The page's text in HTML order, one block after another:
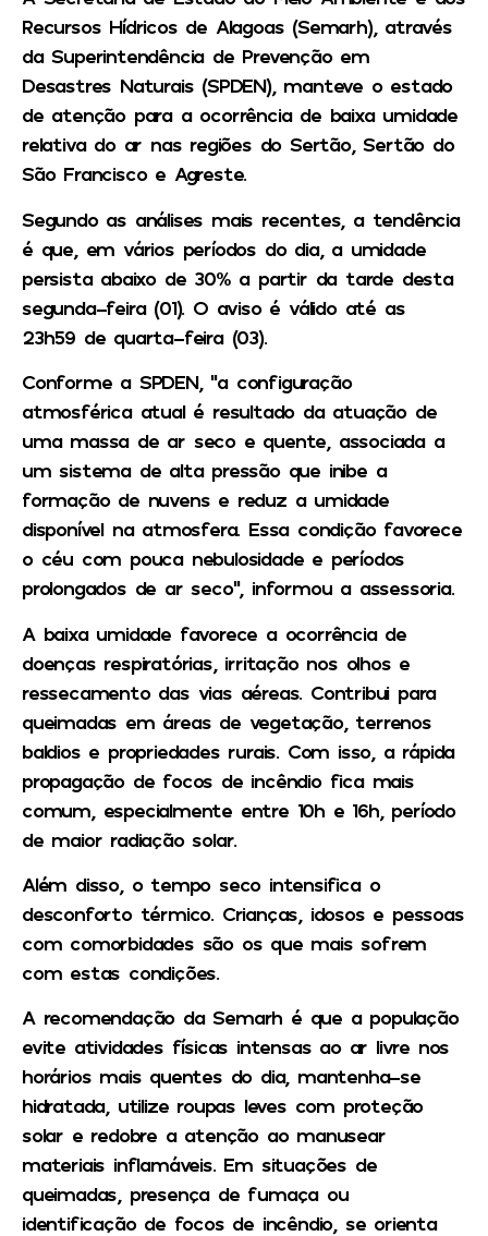
Recursos Hídricos de Alagoas (Semarh), através
da Superintendência de Prevenção em
Desastres Naturais (SPDEN), manteve o estado
de atenção para a ocorrência de baixa umidade
relativa do ar nas regiões do Sertão, Sertão do
São Francisco e Agreste.
Segundo as análises mais recentes, a tendência
é que, em vários períodos do dia, a umidade
persista abaixo de 30% a partir da tarde desta
segunda-feira (01). O aviso é válido até as
23h59 de quarta-feira (03).
Conforme a SPDEN, “a configuração
atmosférica atual é resultado da atuação de
uma massa de ar seco e quente, associada a
um sistema de alta pressão que inibe a
formação de nuvens e reduz a umidade
disponível na atmosfera. Essa condição favorece
o céu com pouca nebulosidade e períodos
prolongados de ar seco”, informou a assessoria.
A baixa umidade favorece a ocorrência de
doenças respiratórias, irritação nos olhos e
ressecamento das vias aéreas. Contribui para
queimadas em áreas de vegetação, terrenos
baldios e propriedades rurais. Com isso, a rápida
propagação de focos de incêndio fica mais
comum, especialmente entre 10h e 16h, período
de maior radiação solar.
Além disso, o tempo seco intensifica o
desconforto térmico. Crianças, idosos e pessoas
com comorbidades são os que mais sofrem
com estas condições.
A recomendação da Semarh é que a população
evite atividades físicas intensas ao ar livre nos
horários mais quentes do dia, mantenha-se
hidratada, utilize roupas leves com proteção
solar e redobre a atenção ao manusear
materiais inflamáveis. Em situações de
queimadas, presença de fumaça ou
identificação de focos de incêndio, se orienta